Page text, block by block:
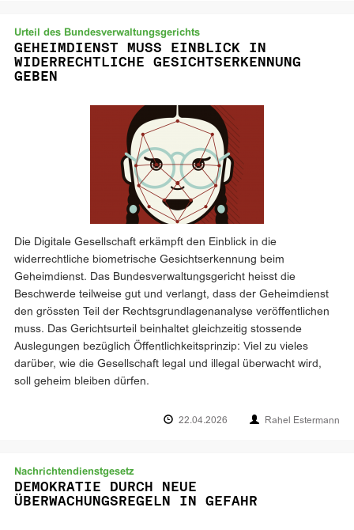
Urteil des Bundesverwaltungsgerichts
GEHEIMDIENST MUSS EINBLICK IN
WIDERRECHTLICHE GESICHTSERKENNUNG
GEBEN
Die Digitale Gesellschaft erkämpft den Einblick in die
widerrechtliche biometrische Gesichtserkennung beim
Geheimdienst. Das Bundesverwaltungsgericht heisst die
Beschwerde teilweise gut und verlangt, dass der Geheimdienst
den grössten Teil der Rechtsgrundlagenanalyse veröffentlichen
muss. Das Gerichtsurteil beinhaltet gleichzeitig stossende
Auslegungen bezüglich Öffentlichkeitsprinzip: Viel zu vieles
darüber, wie die Gesellschaft legal und illegal überwacht wird,
soll geheim bleiben dürfen.
22.04.2026 Rahel Estermann
Nachrichtendienstgesetz
DEMOKRATIE DURCH NEUE
ÜBERWACHUNGSREGELN IN GEFAHR